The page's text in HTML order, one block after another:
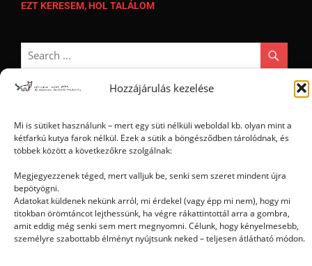
Hozzájárulás kezelése
Mi is sütiket használunk – mert egy süti nélküli weboldal kb. olyan mint a
kétfarkú kutya farok nélkül. Ezek a sütik a böngésződben tárolódnak, és
többek között a következőkre szolgálnak:
Megjegyezzenek téged, mert valljuk be, senki sem szeret mindent újra
bepötyögni.
Adatokat küldenek nekünk arról, mi érdekel (vagy épp mi nem), hogy mi
titokban örömtáncot lejthessünk, ha végre rákattintottál arra a gombra,
amit eddig még senki sem mert megnyomni. Célunk, hogy kényelmesebb,
személyre szabottabb élményt nyújtsunk neked – teljesen átlátható módon.
EZT KERESEM, HOL TALÁLOM
Ⓒ 2006 - 2026 - Magyar Kétfarkú Kutya Párt - Minden jog fenntartva